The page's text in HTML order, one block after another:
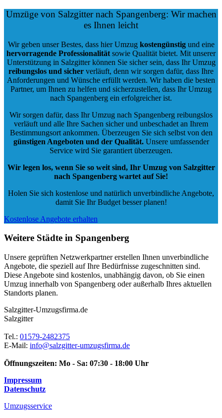
Umzüge von Salzgitter nach Spangenberg: Wir machen
es Ihnen leicht
Wir geben unser Bestes, dass hier Umzug kostengünstigund eine
hervorragende Professionalität sowie Qualität bietet. Mit unserer
Unterstützung in Salzgitter können Sie sicher sein, dass Ihr Umzug
reibungslos und sicher verläuft, denn wir sorgen dafür, dass Ihre
Anforderungen und Wünsche erfüllt werden. Wir haben die besten
Partner, um Ihnen zu helfen und sicherzustellen, dass Ihr Umzug
nach Spangenberg ein erfolgreicher ist.
Wir sorgen dafür, dass Ihr Umzug nach Spangenberg reibungslos
verläuft und alle Ihre Sachen sicher und unbeschadet an Ihrem
Bestimmungsort ankommen. Überzeugen Sie sich selbst von den
günstigen Angeboten und der Qualität.Unsere umfassender
Service wird Sie garantiert überzeugen.
Wir legen los, wenn Sie so weit sind, Ihr Umzug von Salzgitter
nach Spangenberg wartet auf Sie!
Holen Sie sich kostenlose und natürlich unverbindliche Angebote,
damit Sie Ihr Budget besser planen!
Kostenlose Angebote erhalten
Weitere Städte in Spangenberg
Unsere geprüften Netzwerkpartner erstellen Ihnen unverbindliche
Angebote, die speziell auf Ihre Bedürfnisse zugeschnitten sind.
Diese Angebote sind kostenlos, unabhängig davon, ob Sie einen
Umzug innerhalb von Spangenberg oder außerhalb Ihres aktuellen
Standorts planen.
Salzgitter-Umzugsfirma.de
Salzgitter
Tel.: 01579-2482375
E-Mail: info@salzgitter-umzugsfirma.de
Öffnungszeiten: Mo - Sa: 07:30 - 18:00 Uhr
Impressum
Datenschutz
Umzugsservice